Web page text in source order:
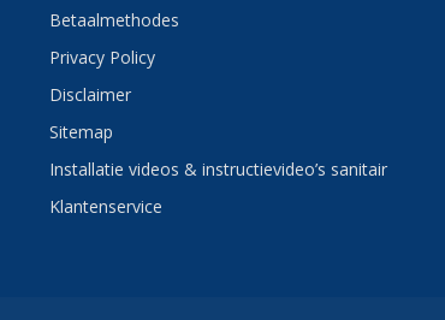
Betaalmethodes
Privacy Policy
Disclaimer
Sitemap
Installatie videos & instructievideo’s sanitair
Klantenservice